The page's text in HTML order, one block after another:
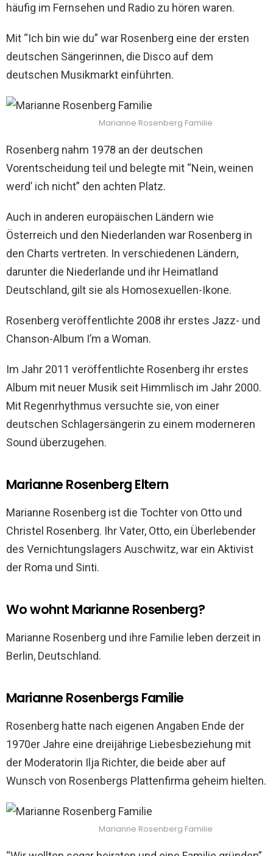
häufig im Fernsehen und Radio zu hören waren.
Mit “Ich bin wie du” war Rosenberg eine der ersten
deutschen Sängerinnen, die Disco auf dem
deutschen Musikmarkt einführten.
Marianne Rosenberg Familie
Rosenberg nahm 1978 an der deutschen
Vorentscheidung teil und belegte mit “Nein, weinen
werd’ ich nicht” den achten Platz.
Auch in anderen europäischen Ländern wie
Österreich und den Niederlanden war Rosenberg in
den Charts vertreten. In verschiedenen Ländern,
darunter die Niederlande und ihr Heimatland
Deutschland, gilt sie als Homosexuellen-Ikone.
Rosenberg veröffentlichte 2008 ihr erstes Jazz- und
Chanson-Album I’m a Woman.
Im Jahr 2011 veröffentlichte Rosenberg ihr erstes
Album mit neuer Musik seit Himmlisch im Jahr 2000.
Mit Regenrhythmus versuchte sie, von einer
deutschen Schlagersängerin zu einem moderneren
Sound überzugehen.
Marianne Rosenberg Eltern
Marianne Rosenberg ist die Tochter von Otto und
Christel Rosenberg. Ihr Vater, Otto, ein Überlebender
des Vernichtungslagers Auschwitz, war ein Aktivist
der Roma und Sinti.
Wo wohnt Marianne Rosenberg?
Marianne Rosenberg und ihre Familie leben derzeit in
Berlin, Deutschland.
Marianne Rosenbergs Familie
Rosenberg hatte nach eigenen Angaben Ende der
1970er Jahre eine dreijährige Liebesbeziehung mit
der Moderatorin Ilja Richter, die beide aber auf
Wunsch von Rosenbergs Plattenfirma geheim hielten.
Marianne Rosenberg Familie